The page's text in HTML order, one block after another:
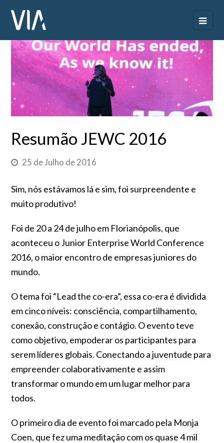
Resumão JEWC 2016
25 de Julho de 2016
Sim, nós estávamos lá e sim, foi surpreendente e
muito produtivo!
Foi de 20 a 24 de julho em Florianópolis, que
aconteceu o Junior Enterprise World Conference
2016, o maior encontro de empresas juniores do
mundo.
O tema foi “Lead the co-era”, essa co-era é dividida
em cinco níveis: consciência, compartilhamento,
conexão, construção e contágio. O evento teve
como objetivo, empoderar os participantes para
serem líderes globais. Conectando a juventude para
empreender colaborativamente e assim
transformar o mundo em um lugar melhor para
todos.
O primeiro dia de evento foi marcado pela Monja
Coen, que fez uma meditação com os quase 4 mil